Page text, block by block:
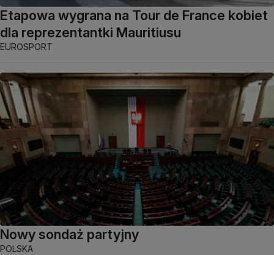
Etapowa wygrana na Tour de France kobiet
dla reprezentantki Mauritiusu
EUROSPORT
Nowy sondaż partyjny
POLSKA